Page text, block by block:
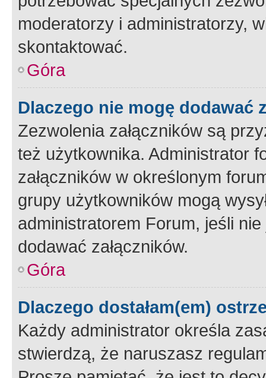
moderatorzy i administratorzy,
skontaktować.
Góra
Dlaczego nie mogę dodawać
Zezwolenia załączników są
też użytkownika. Administrator
załączników w określonym
grupy użytkowników mogą
administratorem Forum, jeśli
dodawać załączników.
Góra
Dlaczego dostałam(em)
Każdy administrator określa
stwierdzą, że naruszasz